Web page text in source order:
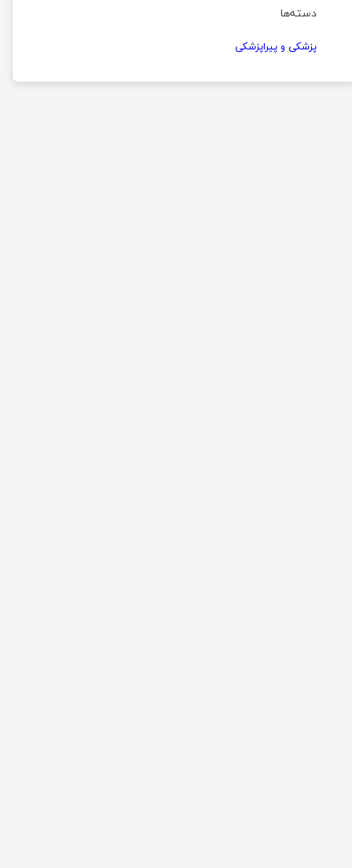
دسته‌ها
پزشکی و پیراپزشکی